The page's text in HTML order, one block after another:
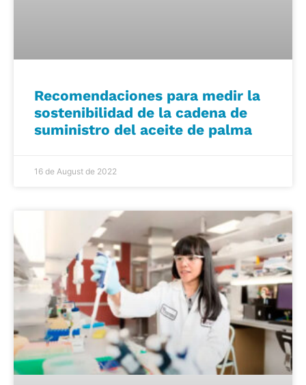
Recomendaciones para medir la
sostenibilidad de la cadena de
suministro del aceite de palma
16 de August de 2022